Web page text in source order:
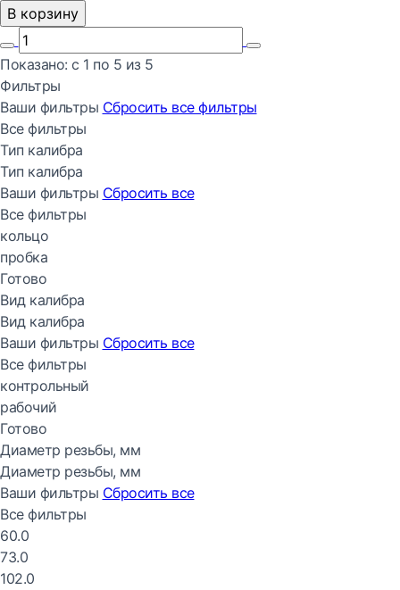
В корзину
Показано: с 1 по 5 из 5
Фильтры
Ваши фильтры Сбросить все фильтры
Все фильтры
Тип калибра
Тип калибра
Ваши фильтры Сбросить все
Все фильтры
кольцо
пробка
Готово
Вид калибра
Вид калибра
Ваши фильтры Сбросить все
Все фильтры
контрольный
рабочий
Готово
Диаметр резьбы, мм
Диаметр резьбы, мм
Ваши фильтры Сбросить все
Все фильтры
60.0
73.0
102.0